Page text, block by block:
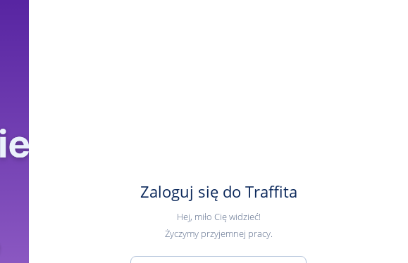
Zaloguj się do Traffita
Hej, miło Cię widzieć!
Życzymy przyjemnej pracy.